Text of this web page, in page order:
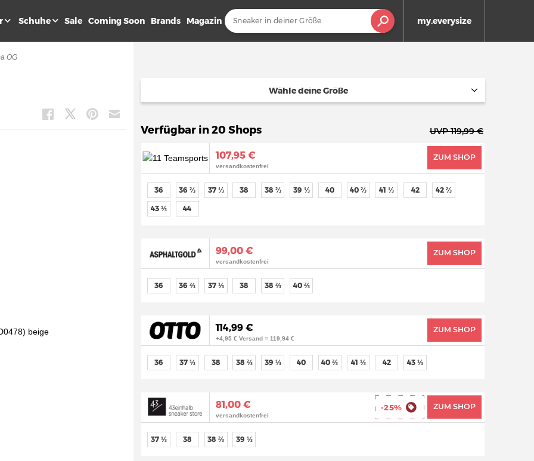
my.everysize
Schuhe Sale Coming Soon Brands Magazin
OG
Wähle deine Größe
Verfügbar in 20 Shops UVP 119,99 €
107,95 €
versandkostenfrei
ZUM SHOP
36 36 ⅔ 37 ⅓ 38 38 ⅔ 39 ⅓ 40 40 ⅔ 41 ⅓ 42 42 ⅔
43 ⅓ 44
99,00 €
versandkostenfrei
ZUM SHOP
36 36 ⅔ 37 ⅓ 38 38 ⅔ 40 ⅔
114,99 €
+4,95 € Versand = 119,94 €
ZUM SHOP
36 37 ⅓ 38 38 ⅔ 39 ⅓ 40 40 ⅔ 41 ⅓ 42 43 ⅓
81,00 €
versandkostenfrei
ZUM SHOP
-25%
37 ⅓ 38 38 ⅔ 39 ⅓